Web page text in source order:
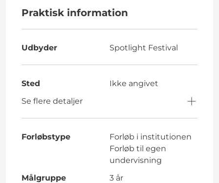
Praktisk information
Udbyder Spotlight Festival
Sted
Ikke angivet
Se flere detaljer
Forløbstype
Forløb i institutionen
Forløb til egen
undervisning
Målgruppe
3 år